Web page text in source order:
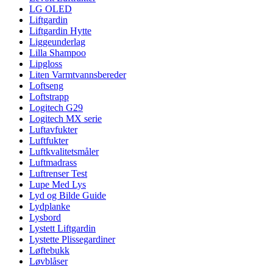
LG OLED
Liftgardin
Liftgardin Hytte
Liggeunderlag
Lilla Shampoo
Lipgloss
Liten Varmtvannsbereder
Loftseng
Loftstrapp
Logitech G29
Logitech MX serie
Luftavfukter
Luftfukter
Luftkvalitetsmåler
Luftmadrass
Luftrenser Test
Lupe Med Lys
Lyd og Bilde Guide
Lydplanke
Lysbord
Lystett Liftgardin
Lystette Plissegardiner
Løftebukk
Løvblåser